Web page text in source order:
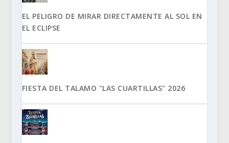
EL PELIGRO DE MIRAR DIRECTAMENTE AL SOL EN
EL ECLIPSE
FIESTA DEL TALAMO "LAS CUARTILLAS" 2026